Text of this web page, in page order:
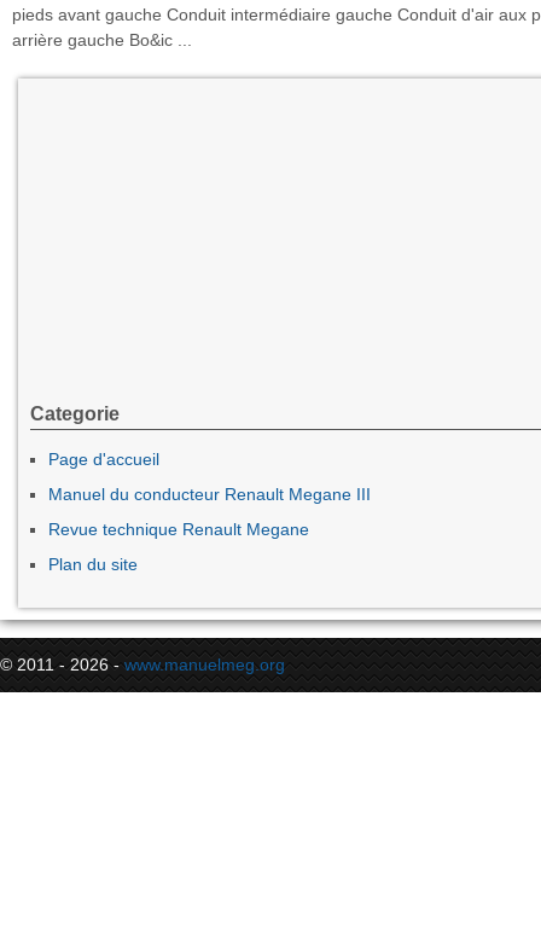
pieds avant gauche Conduit intermédiaire gauche Conduit d'air aux
arrière gauche Bo&ic ...
Categorie
Page d'accueil
Manuel du conducteur Renault Megane III
Revue technique Renault Megane
Plan du site
© 2011 - 2026 - www.manuelmeg.org